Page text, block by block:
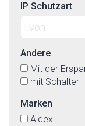
IP Schutzart
Andere
Mit der
mit Schalter
Marken
Aldex